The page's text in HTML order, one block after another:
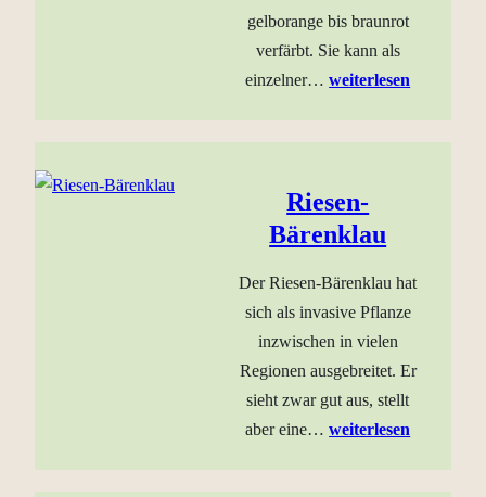
gelborange bis braunrot
verfärbt. Sie kann als
einzelner…weiterlesen
Riesen-
Bärenklau
Der Riesen-Bärenklau hat
sich als invasive Pflanze
inzwischen in vielen
Regionen ausgebreitet. Er
sieht zwar gut aus, stellt
aber eine…weiterlesen